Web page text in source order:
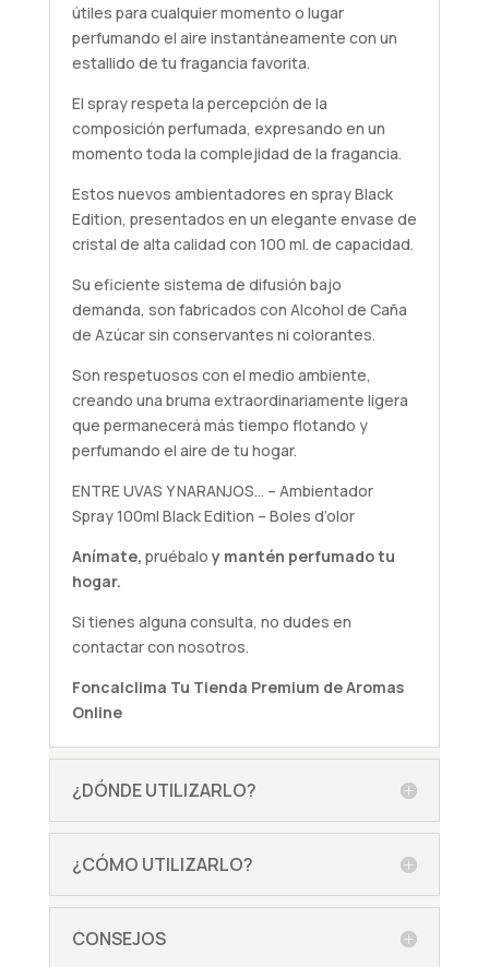
útiles para cualquier momento o lugar
perfumando el aire instantáneamente con un
estallido de tu fragancia favorita.
El spray respeta la percepción de la
composición perfumada, expresando en un
momento toda la complejidad de la fragancia.
Estos nuevos ambientadores en spray Black
Edition, presentados en un elegante envase de
cristal de alta calidad con 100 ml. de capacidad.
Su eficiente sistema de difusión bajo
demanda, son fabricados con Alcohol de Caña
de Azúcar sin conservantes ni colorantes.
Son respetuosos con el medio ambiente,
creando una bruma extraordinariamente ligera
que permanecerá más tiempo flotando y
perfumando el aire de tu hogar.
ENTRE UVAS Y NARANJOS… – Ambientador
Spray 100ml Black Edition – Boles d’olor
Anímate, pruébalo y mantén perfumado tu
hogar.
Si tienes alguna consulta, no dudes en
contactar con nosotros.
Foncalclima Tu Tienda Premium de Aromas
Online
¿DÓNDE UTILIZARLO?
¿CÓMO UTILIZARLO?
CONSEJOS